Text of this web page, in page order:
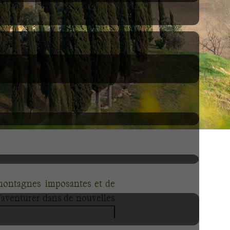
imposantes et de
dans de nouvelles